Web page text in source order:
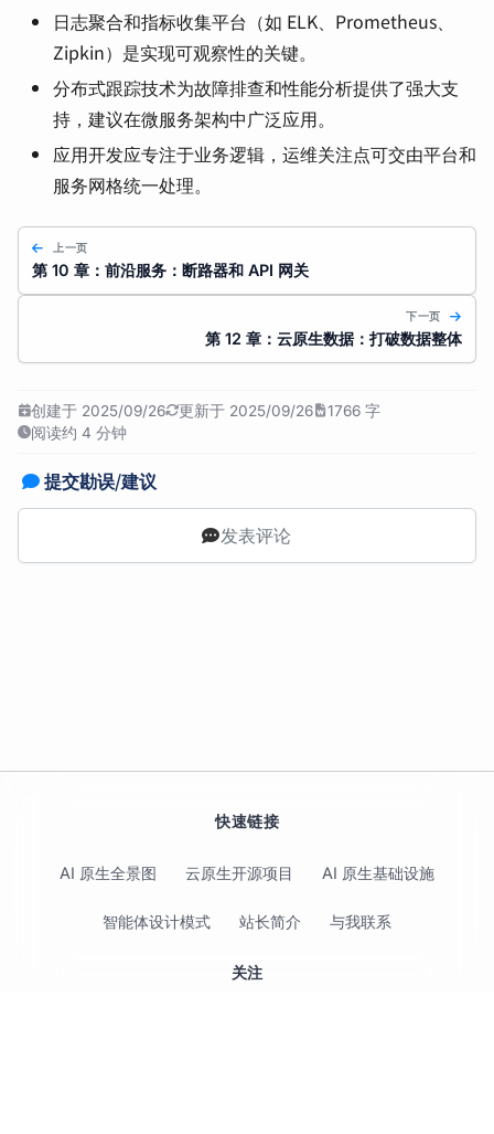
日志聚合和指标收集平台（如 ELK、Prometheus、
Zipkin）是实现可观察性的关键。
分布式跟踪技术为故障排查和性能分析提供了强大支
持，建议在微服务架构中广泛应用。
应用开发应专注于业务逻辑，运维关注点可交由平台和
服务网格统一处理。
上一页
第 10 章：前沿服务：断路器和 API 网关
下一页
第 12 章：云原生数据：打破数据整体
创建于 2025/09/26 更新于 2025/09/26
1766 字
阅读约 4 分钟
提交勘误/建议
发表评论
快速链接
AI 原生全景图 云原生开源项目 AI 原生基础设施
智能体设计模式 站长简介 与我联系
关注